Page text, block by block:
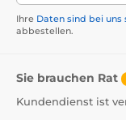
Ihre Daten sind bei uns
abbestellen.
Sie brauchen Rat
Kundendienst ist